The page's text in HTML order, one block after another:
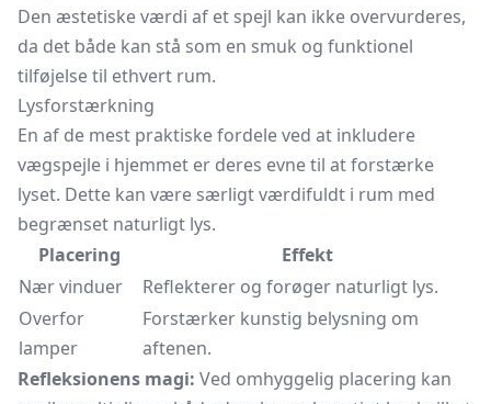
Den æstetiske værdi af et spejl kan ikke overvurderes,
da det både kan stå som en smuk og funktionel
tilføjelse til ethvert rum.
Lysforstærkning
En af de mest praktiske fordele ved at inkludere
vægspejle i hjemmet er deres evne til at forstærke
lyset. Dette kan være særligt værdifuldt i rum med
begrænset naturligt lys.
Placering
Effekt
Nær vinduer
Reflekterer og forøger naturligt lys.
Overfor
lamper
Forstærker kunstig belysning om
aftenen.
Refleksionens magi: Ved omhyggelig placering kan